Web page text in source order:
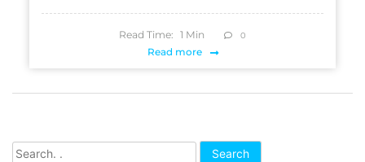
Search
Read Time: 1 Min 0
Read more